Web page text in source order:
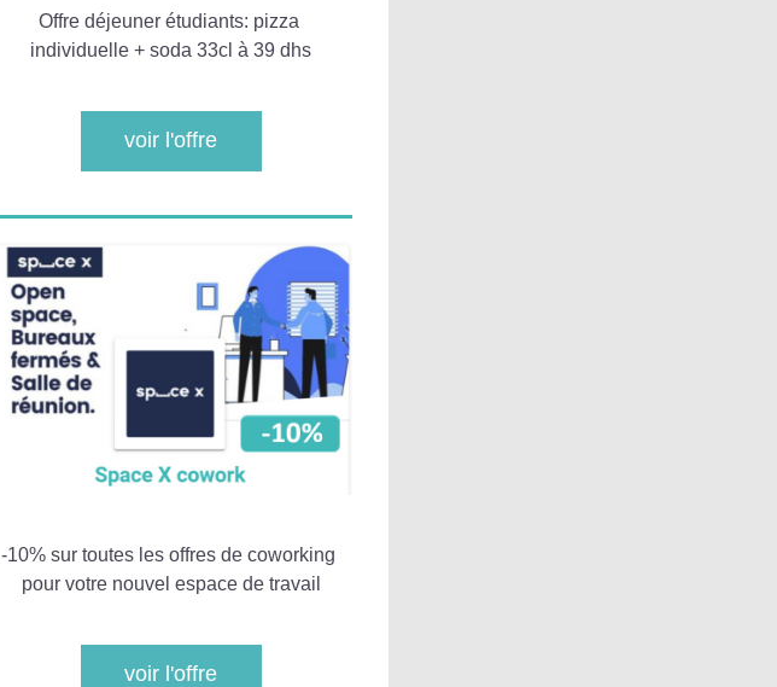
Offre déjeuner étudiants: pizza
individuelle + soda 33cl à 39 dhs
voir l'offre
-10% sur toutes les offres de coworking
pour votre nouvel espace de travail
voir l'offre